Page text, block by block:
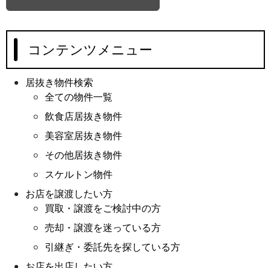
コンテンツメニュー
居抜き物件検索
全ての物件一覧
飲食店居抜き物件
美容室居抜き物件
その他居抜き物件
スケルトン物件
お店を譲渡したい方
買取・譲渡をご検討中の方
売却・譲渡を迷っている方
引継ぎ・委託先を探している方